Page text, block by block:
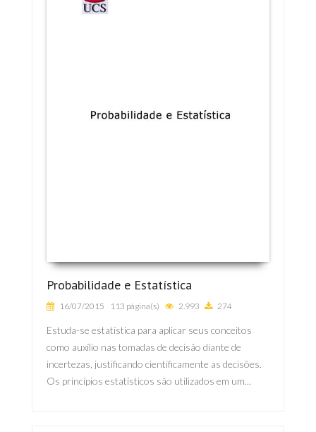
Probabilidade e Estatística
16/07/2015 113 página(s) 2.993 274
Estuda-se estatística para aplicar seus conceitos
como auxílio nas tomadas de decisão diante de
incertezas, justificando cientificamente as decisões.
Os princípios estatísticos são utilizados em um...